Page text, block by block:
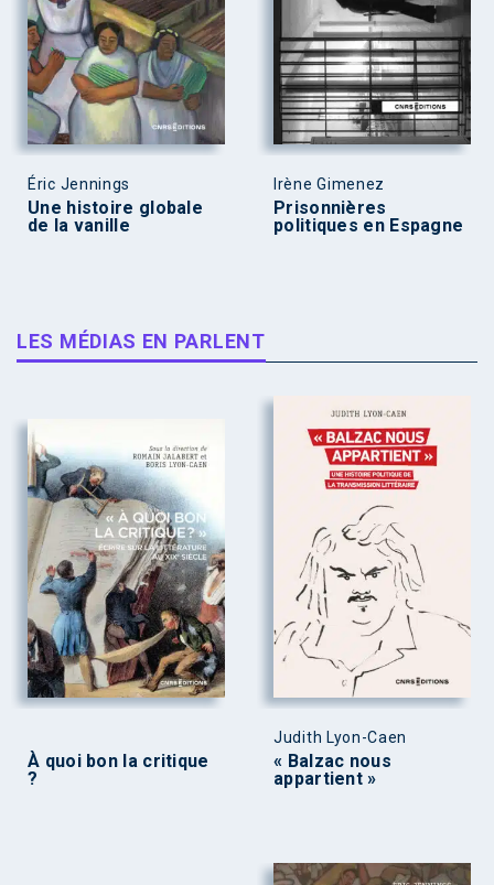
Éric Jennings
Une histoire globale
de la vanille
Irène Gimenez
Prisonnières
politiques en Espagne
LES MÉDIAS EN PARLENT
À quoi bon la critique
?
Judith Lyon-Caen
« Balzac nous
appartient »